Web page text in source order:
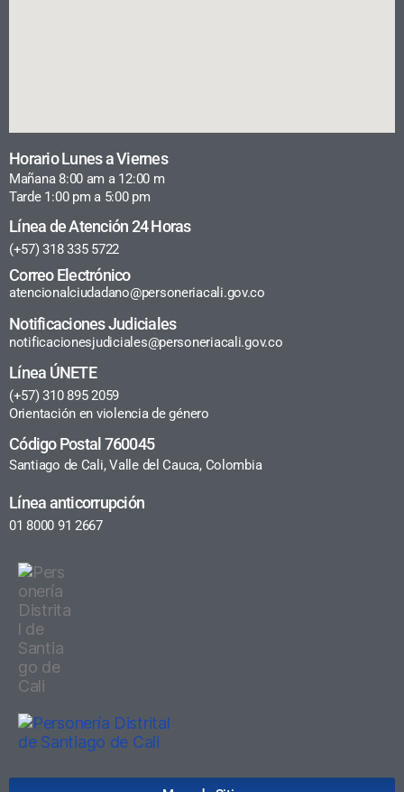
Horario Lunes a Viernes
Mañana 8:00 am a 12:00 m
Tarde 1:00 pm a 5:00 pm
Línea de Atención 24 Horas
(+57) 318 335 5722
Correo Electrónico
atencionalciudadano@personeriacali.gov.co
Notificaciones Judiciales
notificacionesjudiciales@personeriacali.gov.co
Línea ÚNETE
(+57) 310 895 2059
Orientación en violencia de género
Código Postal 760045
Santiago de Cali, Valle del Cauca, Colombia
Línea anticorrupción
01 8000 91 2667